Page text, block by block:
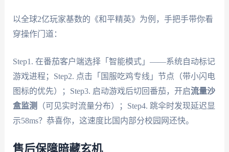
以全球2亿玩家基数的《和平精英》为例，手把手带你看
穿操作门道：
Step1. 在番茄客户端选择「智能模式」——系统自动标记
游戏进程；Step2. 点击「国服吃鸡专线」节点（带小闪电
图标的优先）；Step3. 启动游戏后切回番茄，开启流量沙
盒监测 （可见实时流量分布）；Step4. 跳伞时发现延迟显
示58ms？恭喜你，这速度比国内部分校园网还快。
售后保障暗藏玄机